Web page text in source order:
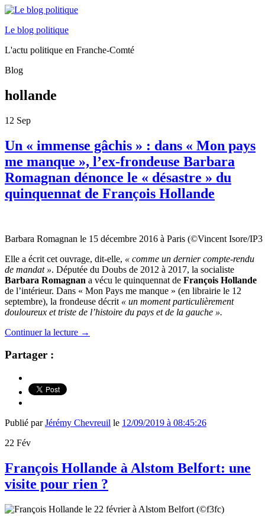
Le blog politique
L'actu politique en Franche-Comté
Blog
hollande
12 Sep
Un « immense gâchis » : dans « Mon pays
me manque », l’ex-frondeuse Barbara
Romagnan dénonce le « désastre » du
quinquennat de François Hollande
Barbara Romagnan le 15 décembre 2016 à Paris (©Vincent Isore/IP3
Elle a écrit cet ouvrage, dit-elle, « comme un dernier compte-rendu
de mandat ». Députée du Doubs de 2012 à 2017, la socialiste
Barbara Romagnan a vécu le quinquennat de François Hollande
de l’intérieur. Dans « Mon Pays me manque » (en librairie le 12
septembre), la frondeuse décrit « un moment particulièrement
douloureux et triste de l’histoire du pays et de la gauche ».
Continuer la lecture →
Partager :
Publié parJérémy Chevreuil le 12/09/2019 à 08:45:26
22 Fév
François Hollande à Alstom Belfort: une
visite pour rien ?